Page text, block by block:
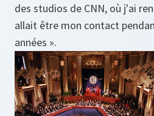
des studios de CNN, où j'ai
allait être mon contact
années ».